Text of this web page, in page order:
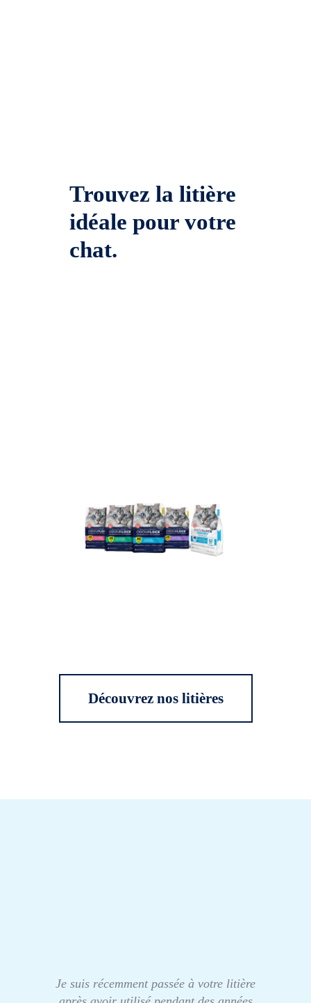
Trouvez la litière
idéale pour votre
chat.
Découvrez nos litières
Je suis récemment passée à votre litière